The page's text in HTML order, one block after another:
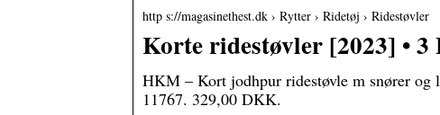
http s://magasinethest.dk › Rytter › Ridetøj › Ridestøvler
Korte ridestøvler [2023] • 3
HKM – Kort jodhpur ridestøvle m snører
11767. 329,00 DKK.